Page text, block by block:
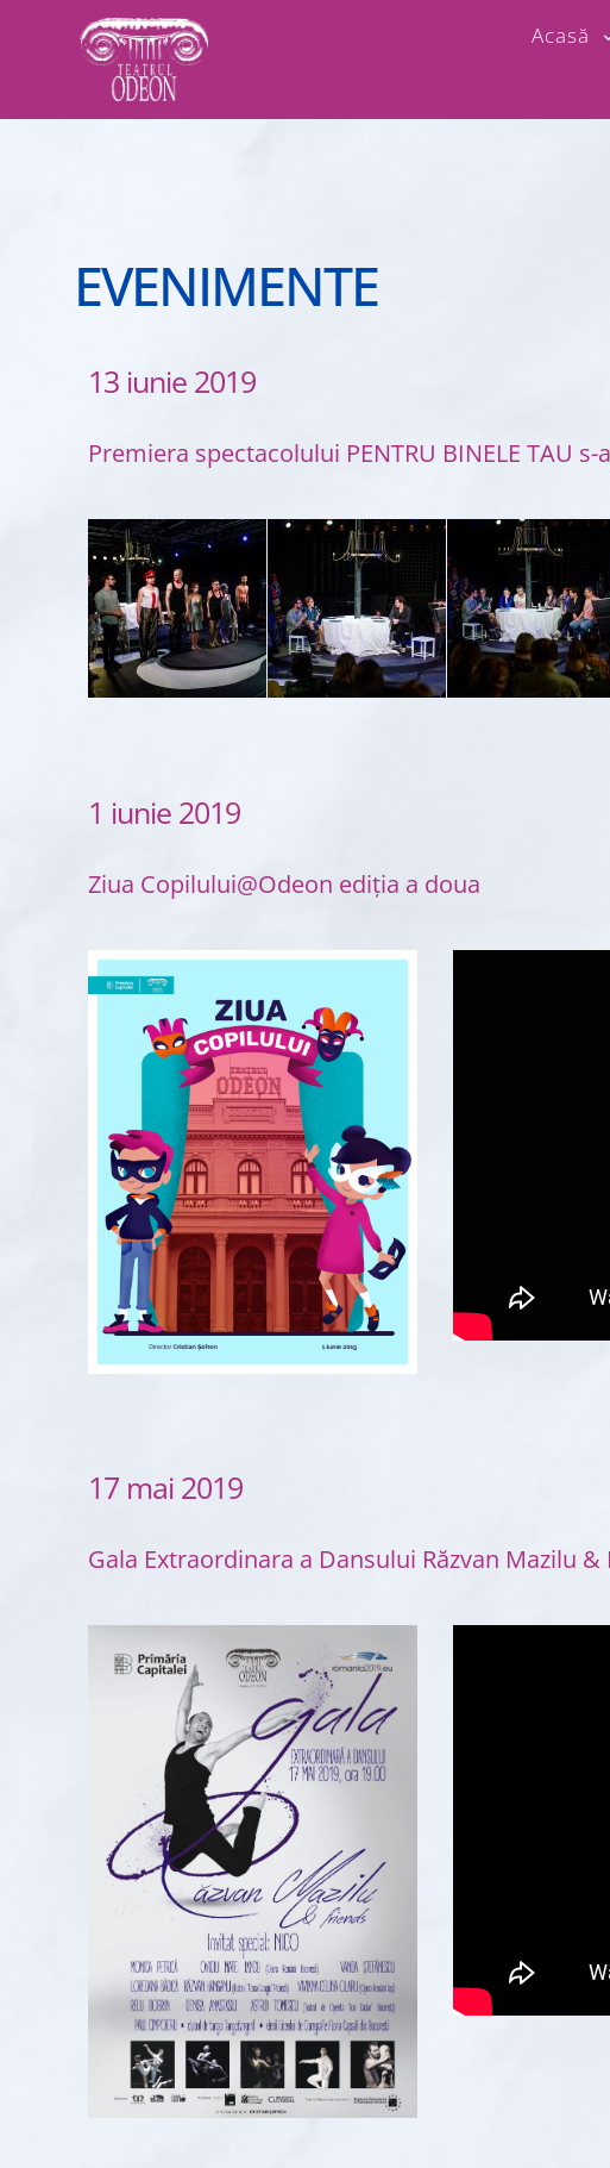
Acasă
EVENIMENTE
13 iunie 2019
Premiera spectacolului PENTRU BINELE TAU
1 iunie 2019
Ziua Copilului@Odeon ediția a doua
17 mai 2019
Gala Extraordinara a Dansului Răzvan Mazilu &